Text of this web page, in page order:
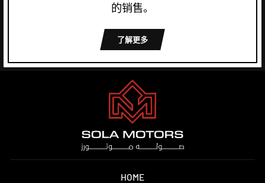
的销售。
了解更多
HOME